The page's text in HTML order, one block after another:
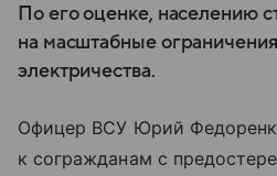
По его оценке, населению
на масштабные
электричества.
Офицер ВСУ Юрий
к согражданам с